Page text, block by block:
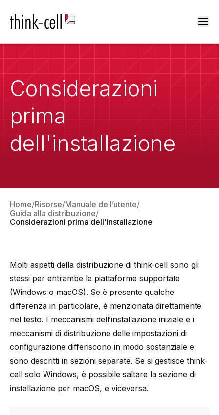
Considerazioni
prima
dell'installazione
Home Risorse Manuale dell’utente
Guida alla distribuzione
Considerazioni prima dell'installazione
Molti aspetti della distribuzione di think-cell sono gli
stessi per entrambe le piattaforme supportate
(Windows o macOS). Se è presente qualche
differenza in particolare, è menzionata direttamente
nel testo. I meccanismi dell’installazione iniziale e i
meccanismi di distribuzione delle impostazioni di
configurazione differiscono in modo sostanziale e
sono descritti in sezioni separate. Se si gestisce think-
cell solo Windows, è possibile saltare la sezione di
installazione per macOS, e viceversa.